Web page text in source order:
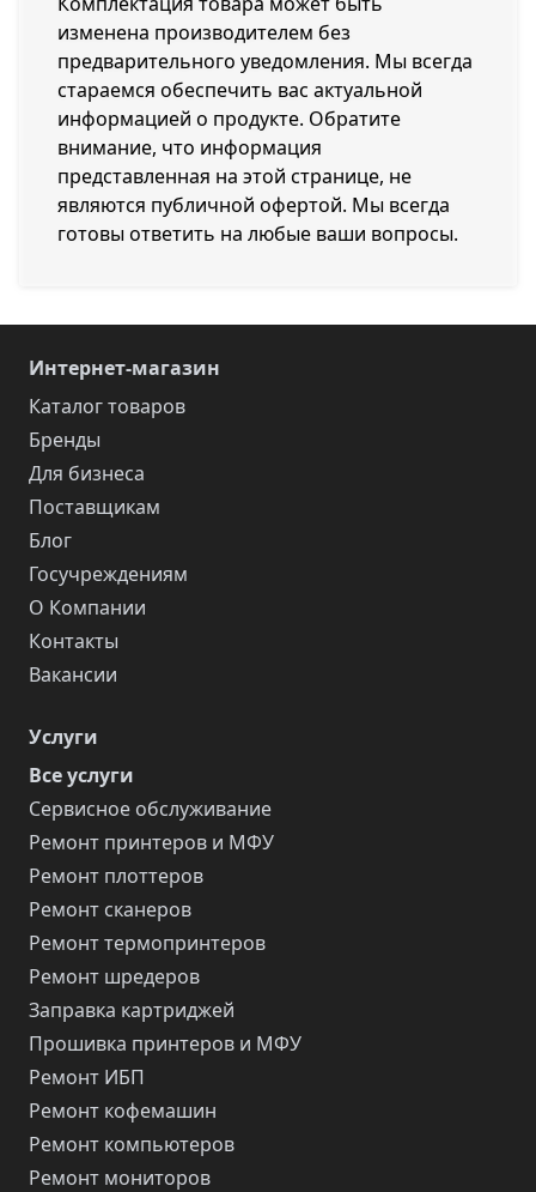
изменена производителем без
предварительного уведомления. Мы всегда
стараемся обеспечить вас актуальной
информацией о продукте. Обратите
внимание, что информация
представленная на этой странице, не
являются публичной офертой. Мы всегда
готовы ответить на любые ваши вопросы.
Интернет-магазин
Каталог товаров
Бренды
Для бизнеса
Поставщикам
Блог
Госучреждениям
О Компании
Контакты
Вакансии
Услуги
Все услуги
Сервисное обслуживание
Ремонт принтеров и МФУ
Ремонт плоттеров
Ремонт сканеров
Ремонт термопринтеров
Ремонт шредеров
Заправка картриджей
Прошивка принтеров и МФУ
Ремонт ИБП
Ремонт кофемашин
Ремонт компьютеров
Ремонт мониторов